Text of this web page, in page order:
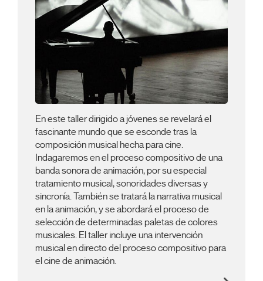
En este taller dirigido a jóvenes se revelará el
fascinante mundo que se esconde tras la
composición musical hecha para cine.
Indagaremos en el proceso compositivo de una
banda sonora de animación, por su especial
tratamiento musical, sonoridades diversas y
sincronía. También se tratará la narrativa musical
en la animación, y se abordará el proceso de
selección de determinadas paletas de colores
musicales. El taller incluye una intervención
musical en directo del proceso compositivo para
el cine de animación.